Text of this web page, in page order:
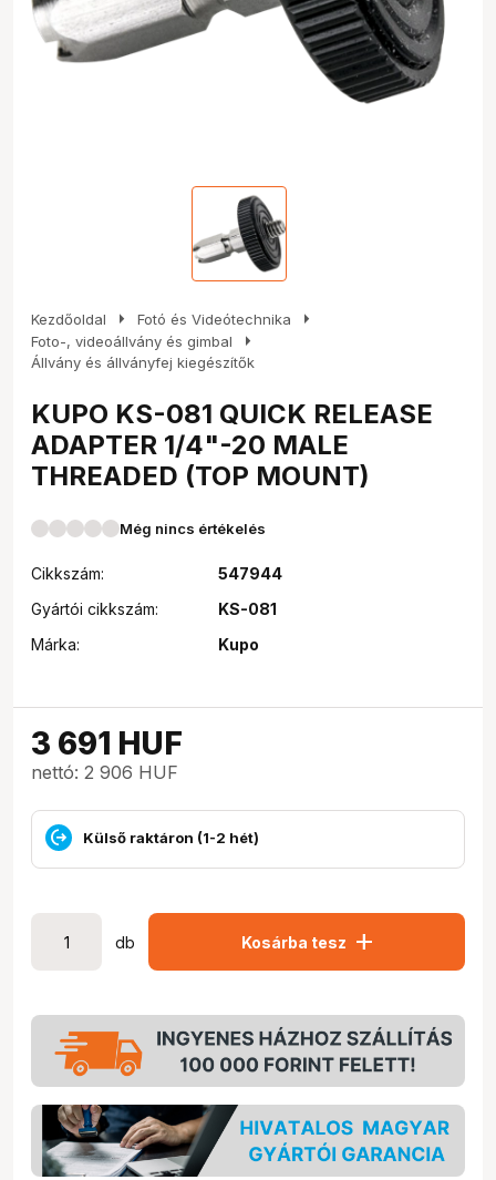
Kezdőoldal arrow_right Fotó és Videótechnika arrow_right
Foto-, videoállvány és gimbal arrow_right
Állvány és állványfej kiegészítők
KUPO KS-081 QUICK RELEASE
ADAPTER 1/4"-20 MALE
THREADED (TOP MOUNT)
Még nincs értékelés
Cikkszám:
547944
Gyártói cikkszám:
KS-081
Márka:
Kupo
3 691 HUF
nettó: 2 906 HUF
Külső raktáron (1-2 hét)
db Kosárba tesz add